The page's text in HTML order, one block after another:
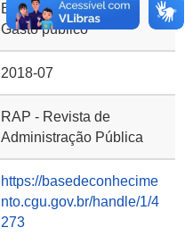
Empresas estatais
Gasto público
2018-07
RAP - Revista de
Administração Pública
https://basedeconhecime
nto.cgu.gov.br/handle/1/4
273